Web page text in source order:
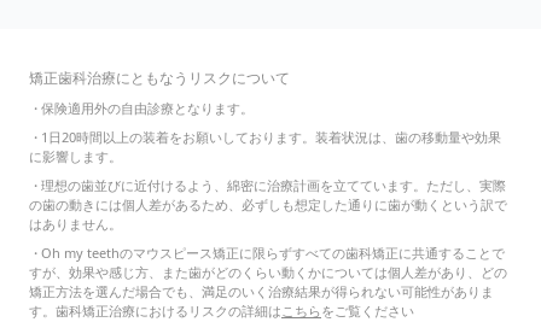
矯正歯科治療にともなうリスクについて
・保険適用外の自由診療となります。
・ 1日20時間以上の装着をお願いしております。装着状況は、歯の移動量や効果
に影響します。
・理想の歯並びに近付けるよう、綿密に治療計画を立てています。ただし、実際
の歯の動きには個人差があるため、必ずしも想定した通りに歯が動くという訳で
はありません。
・Oh my teethのマウスピース矯正に限らずすべての歯科矯正に共通することで
すが、効果や感じ方、また歯がどのくらい動くかについては個人差があり、どの
矯正方法を選んだ場合でも、満足のいく治療結果が得られない可能性がありま
す。歯科矯正治療におけるリスクの詳細はこちらをご覧ください